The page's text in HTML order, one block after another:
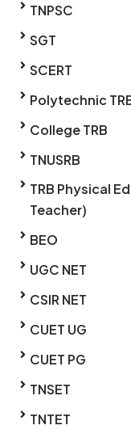
TNPSC
SGT
SCERT
Polytechnic
College TRB
TNUSRB
TRB Physical
Teacher)
BEO
UGC NET
CSIR NET
CUET UG
CUET PG
TNSET
TNTET